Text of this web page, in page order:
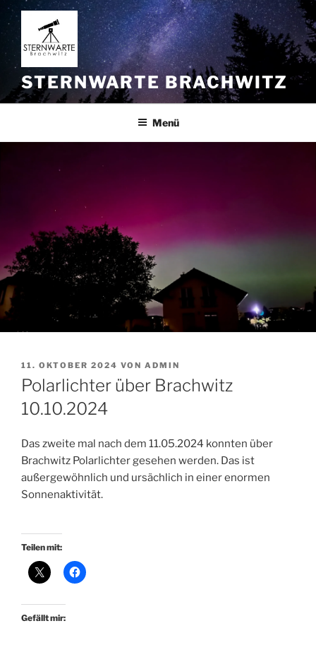
Zum
Inhalt
springen
STERNWARTE BRACHWITZ
Menü
VERÖFFENTLICHT
AM
11. OKTOBER 2024 VON ADMIN
Polarlichter über Brachwitz
10.10.2024
Das zweite mal nach dem 11.05.2024 konnten über
Brachwitz Polarlichter gesehen werden. Das ist
außergewöhnlich und ursächlich in einer enormen
Sonnenaktivität.
Teilen mit:
Gefällt mir: